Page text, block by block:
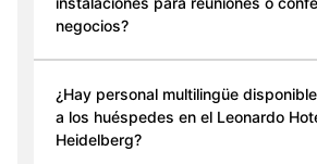
negocios?
¿Hay personal multilingüe
a los huéspedes en el Leonardo
Heidelberg?